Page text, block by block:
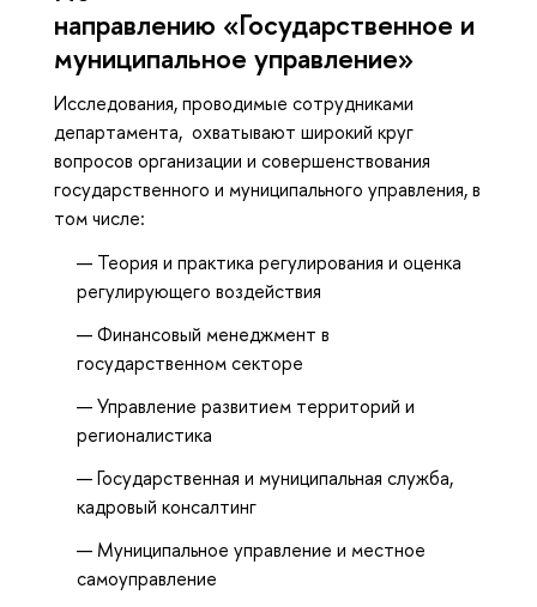
направлению «Государственное и
муниципальное управление»
Исследования, проводимые сотрудниками
департамента, охватывают широкий круг
вопросов организации и совершенствования
государственного и муниципального управления, в
том числе:
Теория и практика регулирования и оценка
регулирующего воздействия
Финансовый менеджмент в
государственном секторе
Управление развитием территорий и
регионалистика
Государственная и муниципальная служба,
кадровый консалтинг
Муниципальное управление и местное
самоуправление